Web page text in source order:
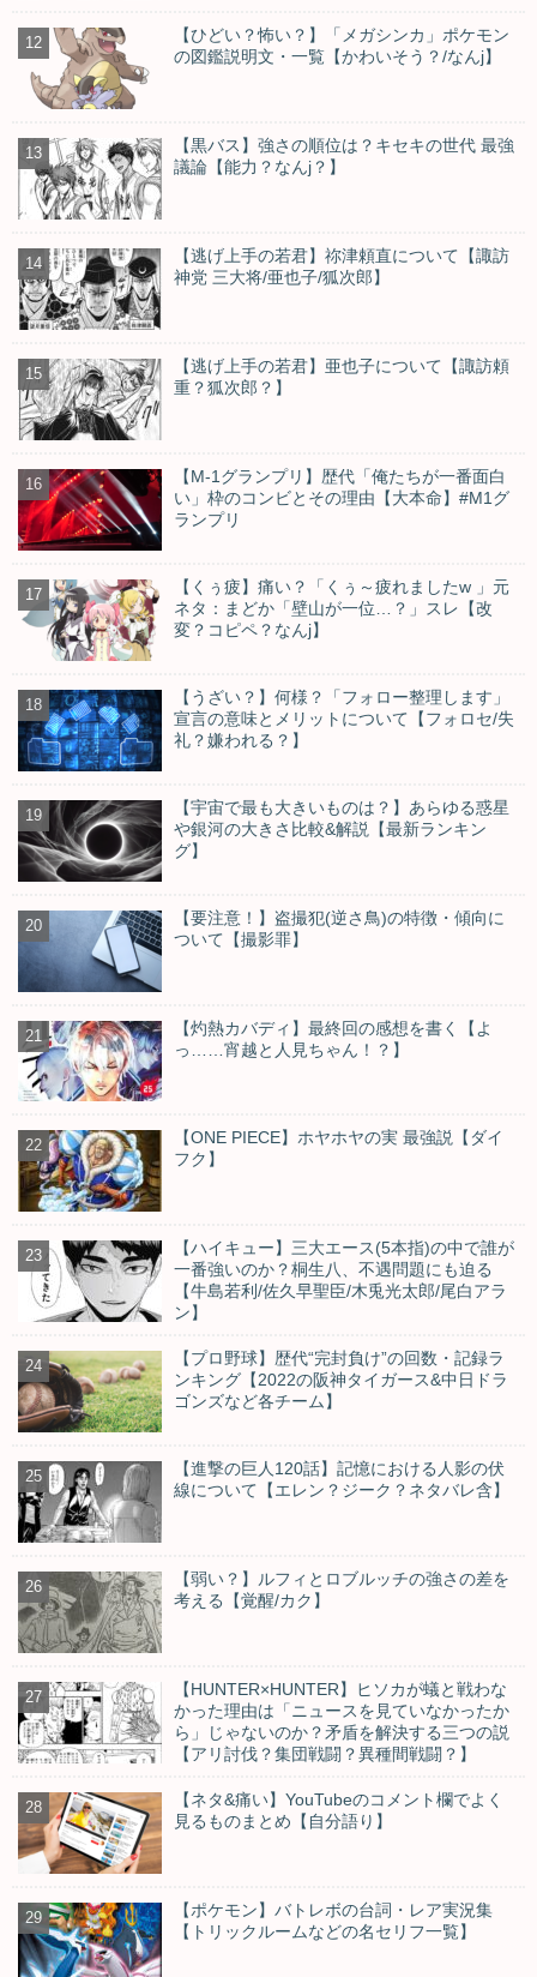
【ひどい？怖い？】「メガシンカ」ポケモン
の図鑑説明文・一覧【かわいそう？/なんj】
【黒バス】強さの順位は？キセキの世代 最強
議論【能力？なんj？】
【逃げ上手の若君】祢津頼直について【諏訪
神党 三大将/亜也子/狐次郎】
【逃げ上手の若君】亜也子について【諏訪頼
重？狐次郎？】
【M-1グランプリ】歴代「俺たちが一番面白
い」枠のコンビとその理由【大本命】#M1グ
ランプリ
【くぅ疲】痛い？「くぅ～疲れましたw 」元
ネタ：まどか「壁山が一位…？」スレ【改
変？コピペ？なんj】
【うざい？】何様？「フォロー整理します」
宣言の意味とメリットについて【フォロセ/失
礼？嫌われる？】
【宇宙で最も大きいものは？】あらゆる惑星
や銀河の大きさ比較&解説【最新ランキン
グ】
【要注意！】盗撮犯(逆さ鳥)の特徴・傾向に
ついて【撮影罪】
【灼熱カバディ】最終回の感想を書く【よ
っ……宵越と人見ちゃん！？】
【ONE PIECE】ホヤホヤの実 最強説【ダイ
フク】
【ハイキュー】三大エース(5本指)の中で誰が
一番強いのか？桐生八、不遇問題にも迫る
【牛島若利/佐久早聖臣/木兎光太郎/尾白アラ
ン】
【プロ野球】歴代“完封負け”の回数・記録ラ
ンキング【2022の阪神タイガース&中日ドラ
ゴンズなど各チーム】
【進撃の巨人120話】記憶における人影の伏
線について【エレン？ジーク？ネタバレ含】
【弱い？】ルフィとロブルッチの強さの差を
考える【覚醒/カク】
【HUNTER×HUNTER】ヒソカが蟻と戦わな
かった理由は「ニュースを見ていなかったか
ら」じゃないのか？矛盾を解決する三つの説
【アリ討伐？集団戦闘？異種間戦闘？】
【ネタ&痛い】YouTubeのコメント欄でよく
見るものまとめ【自分語り】
【ポケモン】バトレボの台詞・レア実況集
【トリックルームなどの名セリフ一覧】